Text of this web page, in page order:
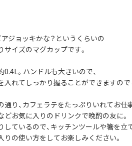
アジョッキかな？というくらいの
サイズのマグカップです。
0.4L。ハンドルも大きいので、
入れてしっかり握ることができますので
通り、カフェラテをたっぷりいれてお仕
どお気に入りのドリンクで晩酌の友に。
しているので、キッチンツールや箸を立
りの使い方をしてお楽しみください。